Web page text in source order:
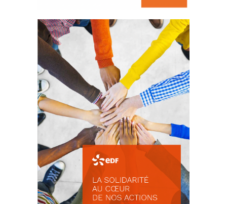
La prévention des conflits
d’intérêts
18 septembre 2023
FEUILLETER